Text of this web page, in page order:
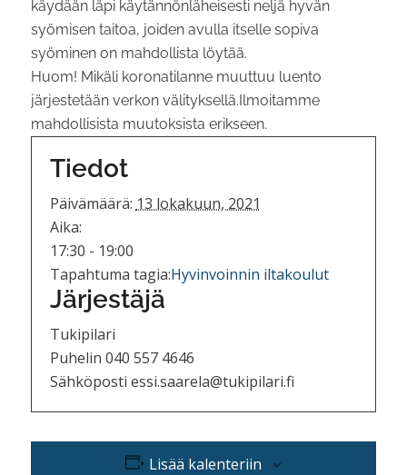
käydään läpi käytännönläheisesti neljä hyvän
syömisen taitoa, joiden avulla itselle sopiva
syöminen on mahdollista löytää.
Huom! Mikäli koronatilanne muuttuu luento
järjestetään verkon välityksellä.Ilmoitamme
mahdollisista muutoksista erikseen.
Tiedot
Päivämäärä: 13 lokakuun, 2021
Aika:
17:30 - 19:00
Tapahtuma tagia:Hyvinvoinnin iltakoulut
Järjestäjä
Tukipilari
Puhelin 040 557 4646
Sähköposti essi.saarela@tukipilari.fi
Lisää kalenteriin